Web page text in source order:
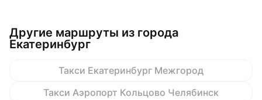
Другие маршруты из города
Екатеринбург
Такси Екатеринбург Межгород
Такси Аэропорт Кольцово Челябинск